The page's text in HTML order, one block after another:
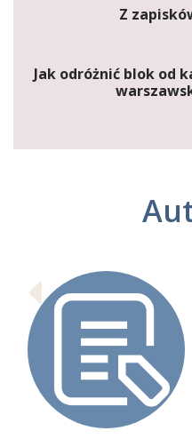
Z
Jak odróżnić blok od